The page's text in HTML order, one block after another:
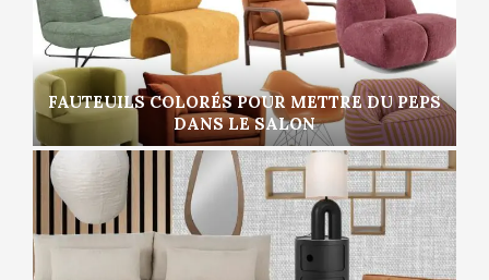
FAUTEUILS COLORÉS POUR METTRE DU PEPS
DANS LE SALON